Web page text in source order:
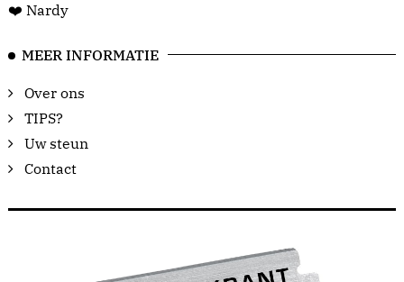
❤️ Nardy
MEER INFORMATIE
Over ons
TIPS?
Uw steun
Contact